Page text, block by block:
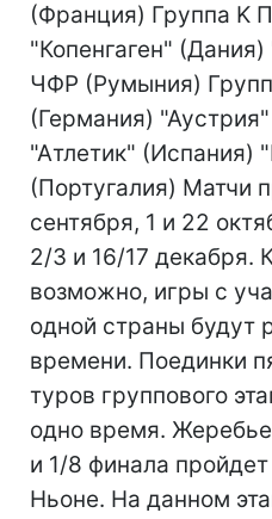
(Франция) Группа K
"Копенгаген"
ЧФР (Румыния)
(Германия)
"Атлетик" (Испания)
(Португалия) Матчи
сентября, 1 и 22
2/3 и 16/17 декабря.
возможно, игры с
одной страны будут
времени. Поединки
туров группового
одно время.
и 1/8 финала
Ньоне. На данном